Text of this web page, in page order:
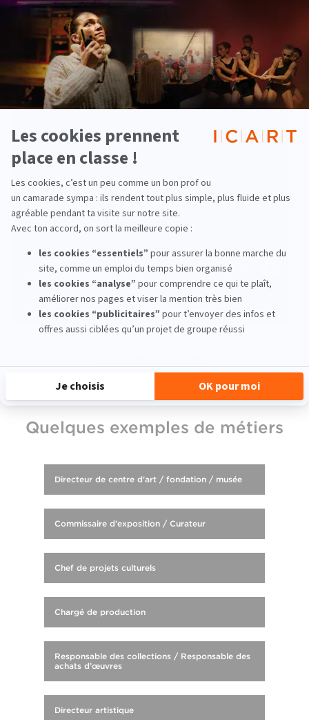
lire la suite
Pluridisciplinaire
PLAY
ICART Alumni : Journaliste spécialisée
"Musique", L'OBS
Quelques exemples de métiers
Directeur de centre d'art / fondation / musée
Commissaire d’exposition / Curateur
Chef de projets culturels
Chargé de production
Responsable des collections / Responsable des
achats d’œuvres
Directeur artistique